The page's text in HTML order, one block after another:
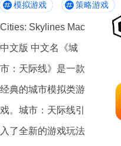
模拟游戏 策略游戏
Cities: Skylines Mac
中文版 中文名《城
市：天际线》是一款
经典的城市模拟类游
戏。 城市：天际线引
入了全新的游戏玩法